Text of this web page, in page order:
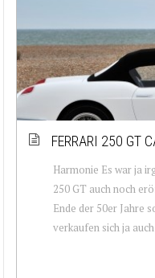
FERRARI 250 GT
Harmonie Es war ja
250 GT auch noch
Ende der 50er Jahre
verkaufen sich ja